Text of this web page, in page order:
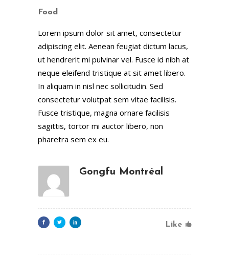
Food
Lorem ipsum dolor sit amet, consectetur
adipiscing elit. Aenean feugiat dictum lacus,
ut hendrerit mi pulvinar vel. Fusce id nibh at
neque eleifend tristique at sit amet libero.
In aliquam in nisl nec sollicitudin. Sed
consectetur volutpat sem vitae facilisis.
Fusce tristique, magna ornare facilisis
sagittis, tortor mi auctor libero, non
pharetra sem ex eu.
Gongfu Montréal
Like